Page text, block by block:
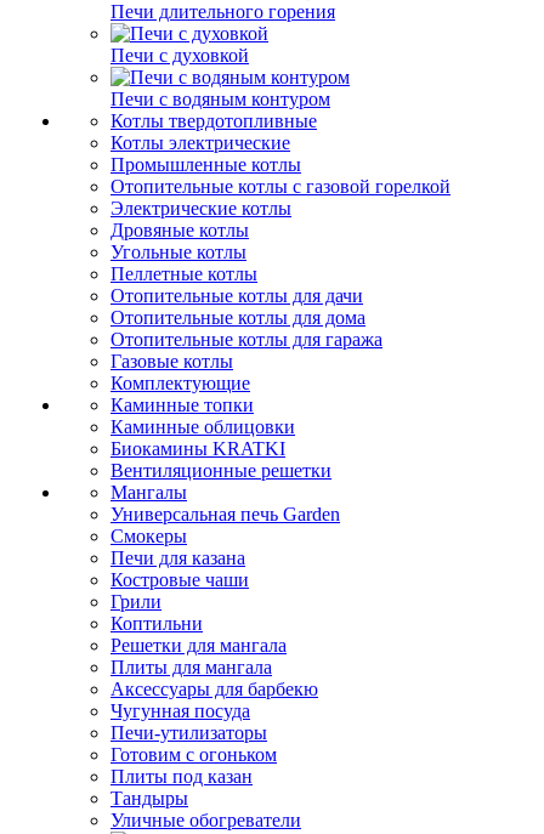
Печи длительного горения
Печи с духовкой
Печи с водяным контуром
Котлы твердотопливные
Котлы электрические
Промышленные котлы
Отопительные котлы с газовой горелкой
Электрические котлы
Дровяные котлы
Угольные котлы
Пеллетные котлы
Отопительные котлы для дачи
Отопительные котлы для дома
Отопительные котлы для гаража
Газовые котлы
Комплектующие
Каминные топки
Каминные облицовки
Биокамины KRATKI
Вентиляционные решетки
Мангалы
Универсальная печь Garden
Смокеры
Печи для казана
Костровые чаши
Грили
Коптильни
Решетки для мангала
Плиты для мангала
Аксессуары для барбекю
Чугунная посуда
Печи-утилизаторы
Готовим с огоньком
Плиты под казан
Тандыры
Уличные обогреватели